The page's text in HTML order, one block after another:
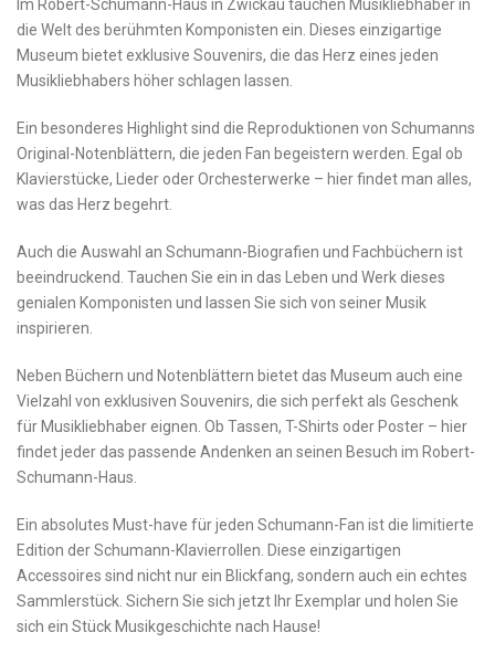
Im ‌Robert-Schumann-Haus in Zwickau tauchen ⁣Musikliebhaber⁢ in
die Welt⁢ des berühmten Komponisten ein. Dieses‍ einzigartige⁣
Museum bietet exklusive Souvenirs, die das ​Herz ⁤eines jeden
Musikliebhabers höher schlagen ‌lassen.
Ein besonderes ⁣Highlight ​sind​ die Reproduktionen von Schumanns
Original-Notenblättern, die jeden Fan begeistern werden. Egal ob​
Klavierstücke, Lieder oder Orchesterwerke – ⁢hier findet man alles,
was das Herz begehrt.
Auch ⁤die‍ Auswahl‍ an Schumann-Biografien und Fachbüchern⁤ ist
beeindruckend. Tauchen Sie ein in das Leben ⁣und Werk dieses
‌genialen Komponisten und lassen​ Sie ⁤sich von ‍seiner Musik
inspirieren.
Neben Büchern und⁢ Notenblättern bietet das‌ Museum auch eine
‍Vielzahl von‍ exklusiven ⁤Souvenirs, ⁤die sich perfekt als Geschenk
für Musikliebhaber eignen. Ob Tassen, T-Shirts oder Poster – hier
findet ⁢jeder das passende Andenken an ⁣seinen Besuch‌ im Robert-
Schumann-Haus.
Ein absolutes ​Must-have‌ für ​jeden‍ Schumann-Fan ⁣ist die limitierte
Edition ⁢der Schumann-Klavierrollen. Diese ‍einzigartigen
⁢Accessoires ⁢sind nicht nur ein ‍Blickfang, sondern auch ein ‌echtes⁣
Sammlerstück. Sichern Sie sich jetzt Ihr Exemplar und⁤ holen⁤ Sie
sich ein Stück Musikgeschichte nach Hause!